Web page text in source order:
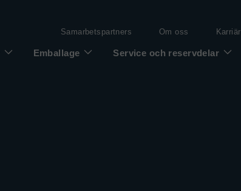
Samarbetspartners Om oss Karriär
Emballage Service och reservdelar